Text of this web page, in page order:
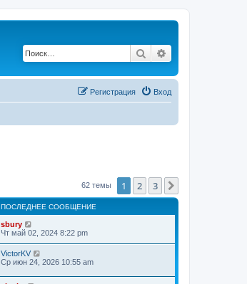
Поиск
Вход
Регистрация
62 темы 1 2 3
ПОСЛЕДНЕЕ СООБЩЕНИЕ
sbury
Чт май 02, 2024 8:22 pm
VictorKV
Ср июн 24, 2026 10:55 am